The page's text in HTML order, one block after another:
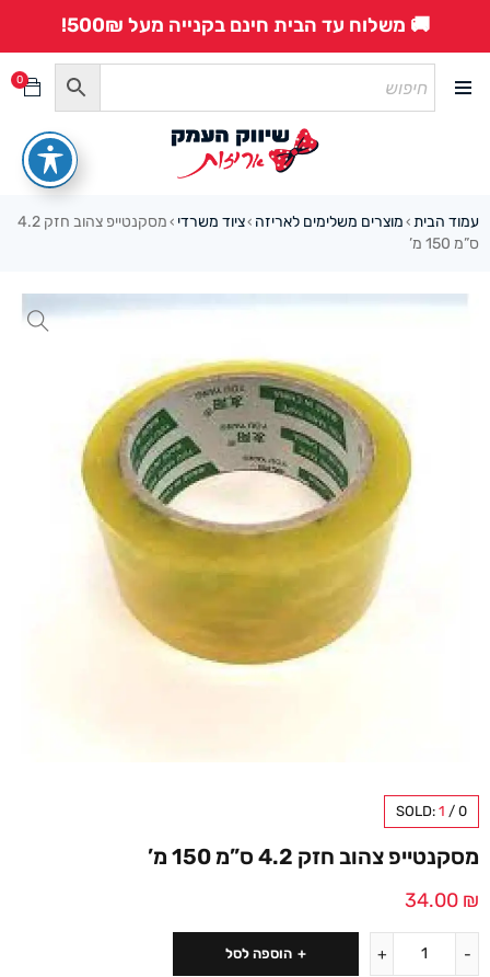
🚚 משלוח עד הבית חינם בקנייה מעל 500₪!
0
עמוד הבית › מוצרים משלימים לאריזה ›ציוד משרדי ›
מסקנטייפ צהוב חזק 4.2
ס”מ 150 מ’
SOLD: 1 / 0
מסקנטייפ צהוב חזק 4.2 ס”מ 150 מ’
34.00 ₪
הוספה לסל